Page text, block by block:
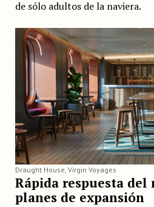
de sólo adultos de la naviera.
Draught House, Virgin Voyages
Rápida respuesta del
planes de expansión